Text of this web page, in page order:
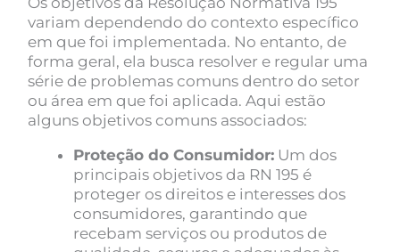
variam dependendo do contexto específico
em que foi implementada. No entanto, de
forma geral, ela busca resolver e regular uma
série de problemas comuns dentro do setor
ou área em que foi aplicada. Aqui estão
alguns objetivos comuns associados:
Proteção do Consumidor: Um dos
principais objetivos da RN 195 é
proteger os direitos e interesses dos
consumidores, garantindo que
recebam serviços ou produtos de